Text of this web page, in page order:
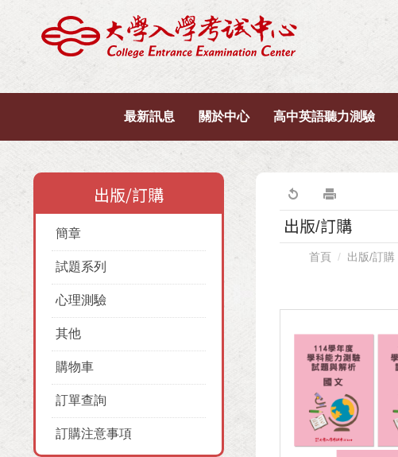
最新訊息 關於中心 高中英語聽力測驗
出版/訂購
簡章
試題系列
心理測驗
其他
購物車
訂單查詢
訂購注意事項
出版/訂購
首頁 出版/訂購